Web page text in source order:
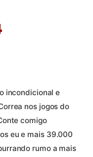
incondicional e
nos jogos do
comigo
eu e mais 39.000
rumo a mais